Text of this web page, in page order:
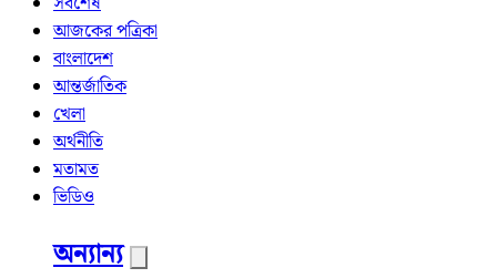
আজকের পত্রিকা
বাংলাদেশ
আন্তর্জাতিক
খেলা
অর্থনীতি
মতামত
ভিডিও
অন্যান্য